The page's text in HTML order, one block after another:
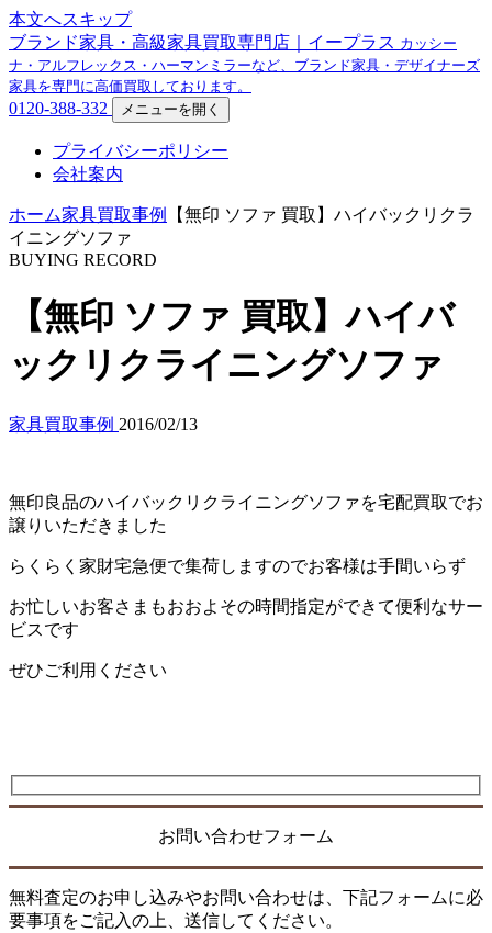
本文へスキップ
ブランド家具・高級家具買取専門店｜イープラス カッシー
ナ・アルフレックス・ハーマンミラーなど、ブランド家具・デザイナーズ
家具を専門に高価買取しております。
0120-388-332 メニューを開く
プライバシーポリシー
会社案内
ホーム家具買取事例
【無印 ソファ 買取】ハイバックリクラ
イニングソファ
BUYING RECORD
【無印 ソファ 買取】ハイバ
ックリクライニングソファ
家具買取事例 2016/02/13
無印良品のハイバックリクライニングソファを宅配買取でお
譲りいただきました
らくらく家財宅急便で集荷しますのでお客様は手間いらず
お忙しいお客さまもおおよその時間指定ができて便利なサー
ビスです
ぜひご利用ください
お問い合わせフォーム
無料査定のお申し込みやお問い合わせは、下記フォームに必
要事項をご記入の上、送信してください。